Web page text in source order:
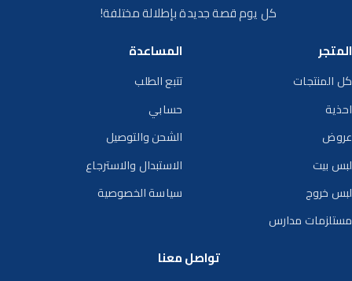
كل يوم قصة جديدة بإطلالة مختلفة!
المتجر
كل المنتجات
احذية
عروض
لبس بيت
لبس خروج
مستلزمات مدارس
المساعدة
تتبع الطلب
حسابي
الشحن والتوصيل
الاستبدال والاسترجاع
سياسة الخصوصية
تواصل معنا